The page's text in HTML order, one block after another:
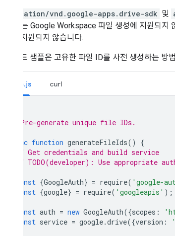
application/vnd.google-apps.drive-sdk 및
성된 ID는 Google Workspace 파일 생성에 지원되
로드는 지원되지 않습니다.
다음 코드 샘플은 고유한 파일 ID를 사전 생성하는 방
Node.js curl
* Pre-generate unique file IDs.
async function generateFileIds()
{
// Get credentials and build service
// TODO(developer): Use appropriate
const {GoogleAuth} = require( 'google-
const {google} = require( 'googleapis' );
const auth = new GoogleAuth({scopes :
const service = google.drive({version :